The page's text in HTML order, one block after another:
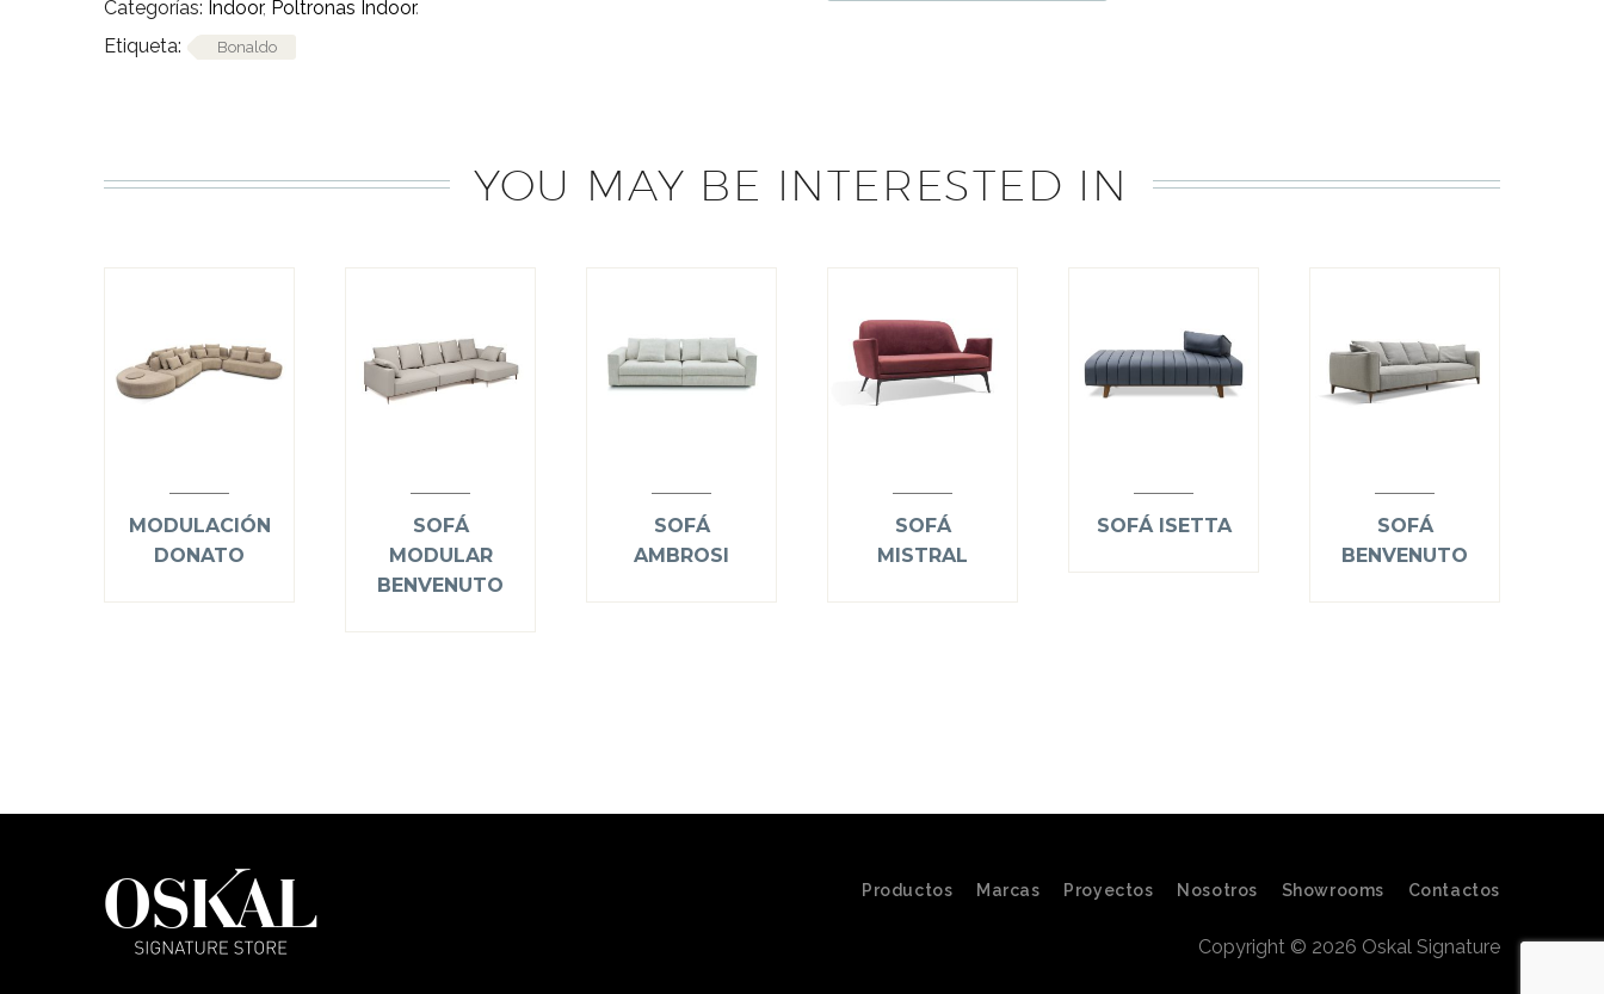
Categorías: Indoor, Poltronas Indoor.
Etiqueta:
Bonaldo
YOU MAY BE INTERESTED IN
MODULACIÓN
DONATO
SOFÁ
MODULAR
BENVENUTO
SOFÁ
AMBROSI
SOFÁ
MISTRAL
SOFÁ ISETTA
SOFÁ
BENVENUTO
Productos Marcas Proyectos Nosotros Showrooms Contactos
Copyright © 2026 Oskal Signature